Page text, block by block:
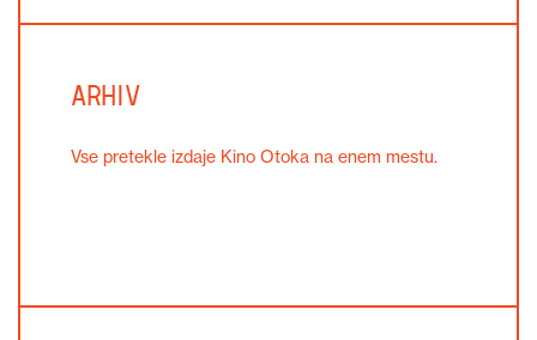
Arhiv
Vse pretekle izdaje Kino Otoka na enem mestu.